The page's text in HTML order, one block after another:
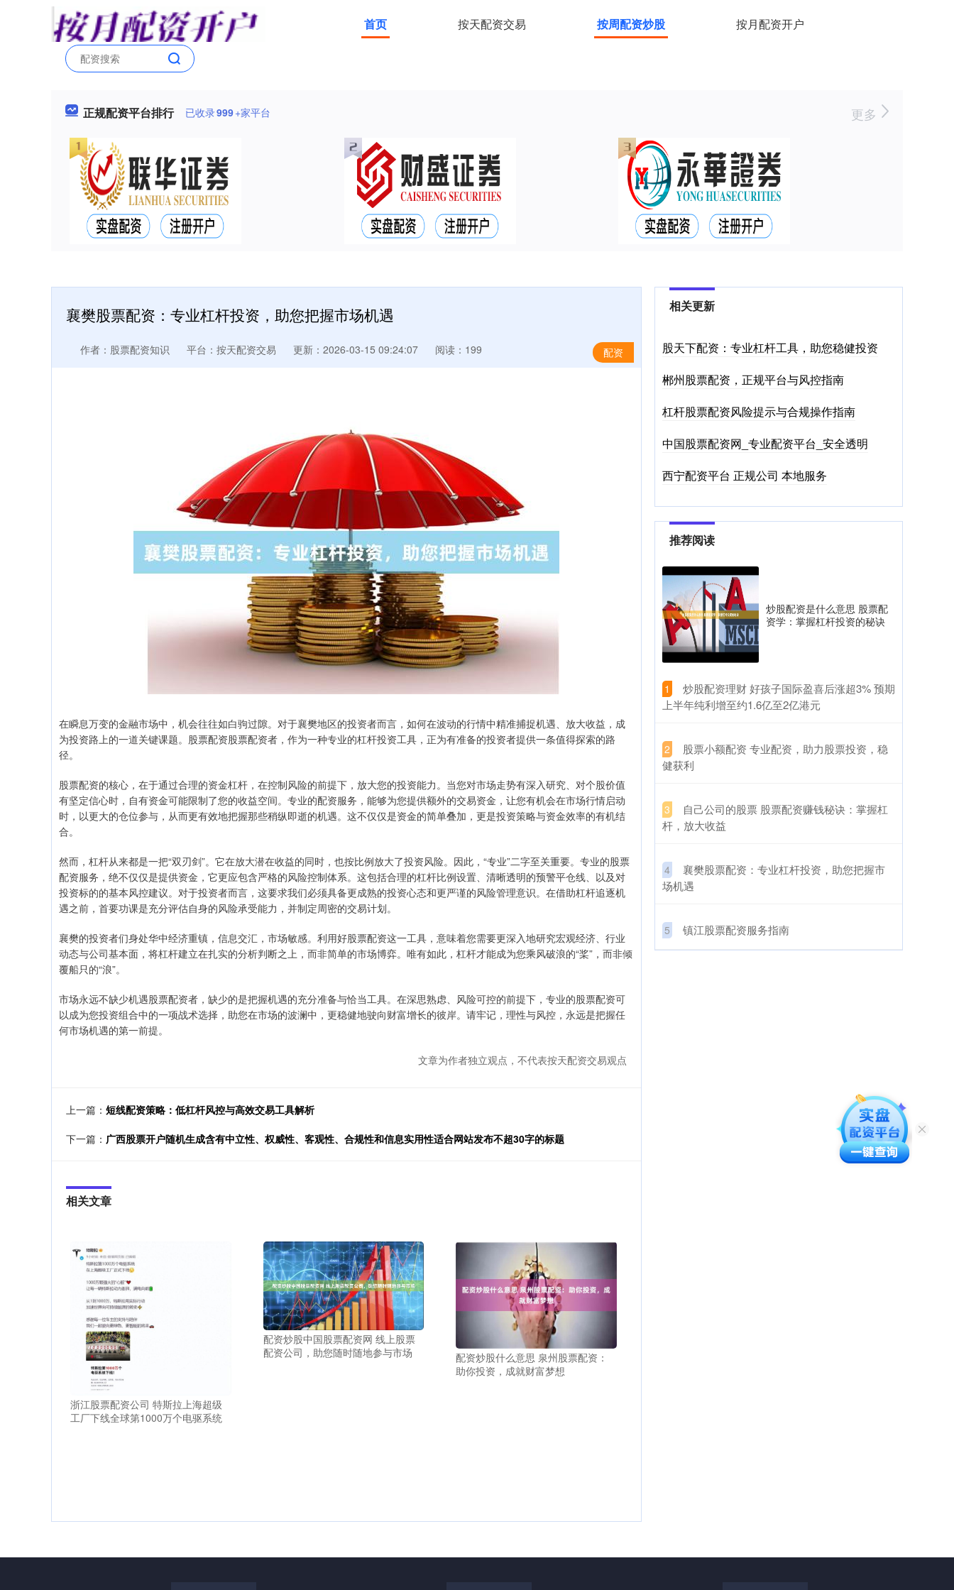
首页 按天配资交易 按周配资炒股 按月配资开户
正规配资平台排行 已收录999+家平台 更多
襄樊股票配资：专业杠杆投资，助您把握市场机遇
配资
作者：股票配资知识 平台：按天配资交易 更新：2026-03-15 09:24:07 阅读：199
在瞬息万变的金融市场中，机会往往如白驹过隙。对于襄樊地区的投资者而言，如何在波动的行情中精准捕捉机遇、放大收益，成
为投资路上的一道关键课题。股票配资股票配资者，作为一种专业的杠杆投资工具，正为有准备的投资者提供一条值得探索的路
径。
股票配资的核心，在于通过合理的资金杠杆，在控制风险的前提下，放大您的投资能力。当您对市场走势有深入研究、对个股价值
有坚定信心时，自有资金可能限制了您的收益空间。专业的配资服务，能够为您提供额外的交易资金，让您有机会在市场行情启动
时，以更大的仓位参与，从而更有效地把握那些稍纵即逝的机遇。这不仅仅是资金的简单叠加，更是投资策略与资金效率的有机结
合。
然而，杠杆从来都是一把“双刃剑”。它在放大潜在收益的同时，也按比例放大了投资风险。因此，“专业”二字至关重要。专业的股票
配资服务，绝不仅仅是提供资金，它更应包含严格的风险控制体系。这包括合理的杠杆比例设置、清晰透明的预警平仓线、以及对
投资标的的基本风控建议。对于投资者而言，这要求我们必须具备更成熟的投资心态和更严谨的风险管理意识。在借助杠杆追逐机
遇之前，首要功课是充分评估自身的风险承受能力，并制定周密的交易计划。
襄樊的投资者们身处华中经济重镇，信息交汇，市场敏感。利用好股票配资这一工具，意味着您需要更深入地研究宏观经济、行业
动态与公司基本面，将杠杆建立在扎实的分析判断之上，而非简单的市场博弈。唯有如此，杠杆才能成为您乘风破浪的“桨”，而非倾
覆船只的“浪”。
市场永远不缺少机遇股票配资者，缺少的是把握机遇的充分准备与恰当工具。在深思熟虑、风险可控的前提下，专业的股票配资可
以成为您投资组合中的一项战术选择，助您在市场的波澜中，更稳健地驶向财富增长的彼岸。请牢记，理性与风控，永远是把握任
何市场机遇的第一前提。
文章为作者独立观点，不代表按天配资交易观点
上一篇： 短线配资策略：低杠杆风控与高效交易工具解析
下一篇： 广西股票开户随机生成含有中立性、权威性、客观性、合规性和信息实用性适合网站发布不超30字的标题
相关文章
浙江股票配资公司 特斯拉上海超级
工厂下线全球第1000万个电驱系统
配资炒股中国股票配资网 线上股票
配资公司，助您随时随地参与市场
配资炒股什么意思 泉州股票配资：
助你投资，成就财富梦想
相关更新
股天下配资：专业杠杆工具，助您稳健投资
郴州股票配资，正规平台与风控指南
杠杆股票配资风险提示与合规操作指南
中国股票配资网_专业配资平台_安全透明
西宁配资平台 正规公司 本地服务
推荐阅读
炒股配资是什么意思 股票配
资学：掌握杠杆投资的秘诀
1
​炒股配资理财 好孩子国际盈喜后涨超3% 预期
上半年纯利增至约1.6亿至2亿港元
2
​股票小额配资 专业配资，助力股票投资，稳
健获利
3
​自己公司的股票 股票配资赚钱秘诀：掌握杠
杆，放大收益
4
​襄樊股票配资：专业杠杆投资，助您把握市
场机遇
5 ​镇江股票配资服务指南